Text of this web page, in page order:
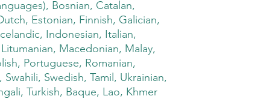
Bosnian, Catalan,
Estonian, Finnish, Galician,
Indonesian, Italian,
Macedonian, Malay,
Portuguese, Romanian,
Swedish, Tamil, Ukrainian,
Turkish, Baque, Lao, Khmer